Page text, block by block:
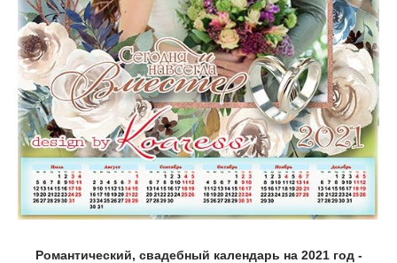
Романтический, свадебный календарь на 2021 год -